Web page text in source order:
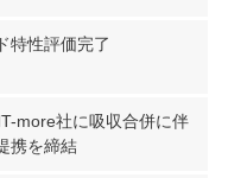
特性評価完了
more社に吸収合併に伴
携を締結